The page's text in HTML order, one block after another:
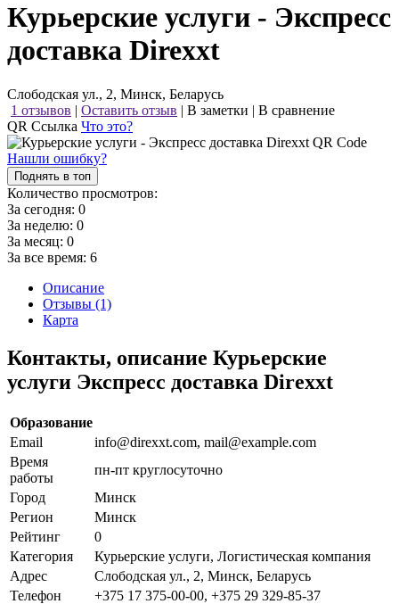
Курьерские услуги - Экспресс
доставка Direxxt
Слободская ул., 2, Минск, Беларусь
1 отзывов | Оставить отзыв | В заметки | В сравнение
QR Ссылка Что это?
Нашли ошибку?
Поднять в топ
Количество просмотров:
За сегодня: 0
За неделю: 0
За месяц: 0
За все время: 6
Описание
Отзывы (1)
Карта
Контакты, описание Курьерские
услуги Экспресс доставка Direxxt
Образование
Email
info@direxxt.com, mail@example.com
Время
работы
пн-пт круглосуточно
Город
Минск
Регион
Минск
Рейтинг
0
Категория
Курьерские услуги, Логистическая компания
Адрес
Слободская ул., 2, Минск, Беларусь
Телефон
+375 17 375-00-00, +375 29 329-85-37